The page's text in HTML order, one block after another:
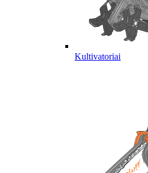
Kultivatoriai